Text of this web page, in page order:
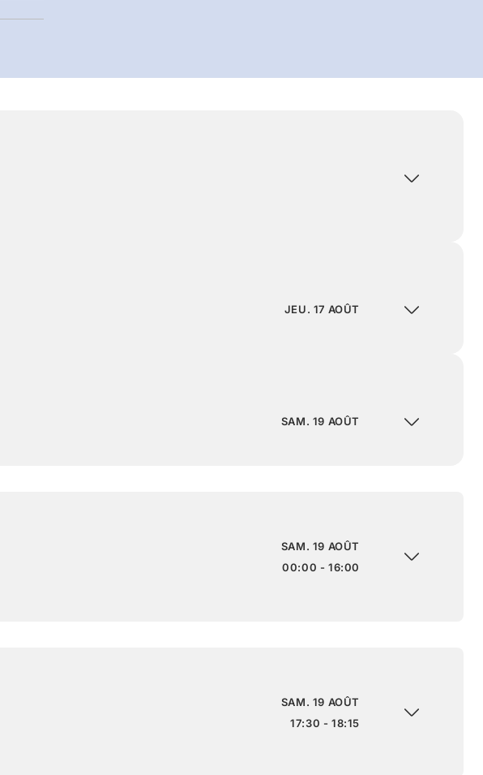
JEU. 17 AOÛT
SAM. 19 AOÛT
SAM. 19 AOÛT
00:00 - 16:00
SAM. 19 AOÛT
17:30 - 18:15